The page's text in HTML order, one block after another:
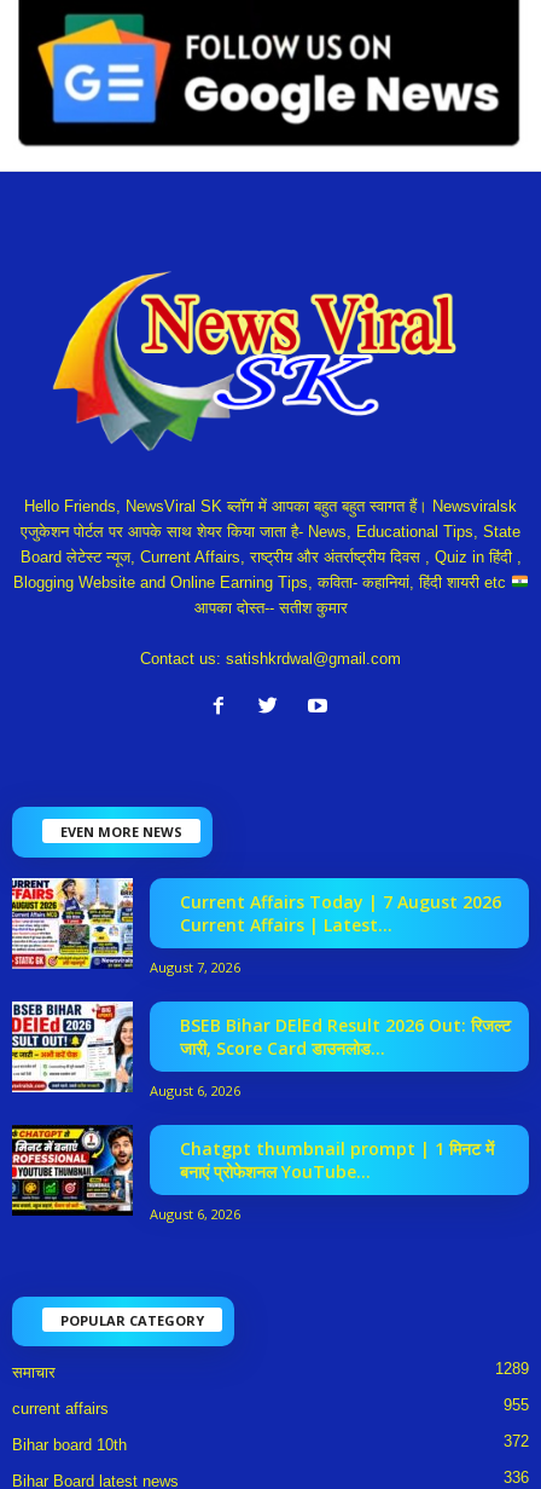
Hello Friends, NewsViral SK ब्लॉग में आपका बहुत बहुत स्वागत हैं। Newsviralsk
एजुकेशन पोर्टल पर आपके साथ शेयर किया जाता है- News, Educational Tips, State
Board लेटेस्ट न्यूज, Current Affairs, राष्ट्रीय और अंतर्राष्ट्रीय दिवस , Quiz in हिंदी ,
Blogging Website and Online Earning Tips, कविता- कहानियां, हिंदी शायरी etc
आपका दोस्त-- सतीश कुमार
Contact us: satishkrdwal@gmail.com
EVEN MORE NEWS
Current Affairs Today | 7 August 2026
Current Affairs | Latest...
August 7, 2026
BSEB Bihar DElEd Result 2026 Out: रिजल्ट
जारी, Score Card डाउनलोड...
August 6, 2026
Chatgpt thumbnail prompt | 1 मिनट में
बनाएं प्रोफेशनल YouTube...
August 6, 2026
POPULAR CATEGORY
समाचार 1289
current affairs 955
Bihar board 10th 372
Bihar Board latest news 336